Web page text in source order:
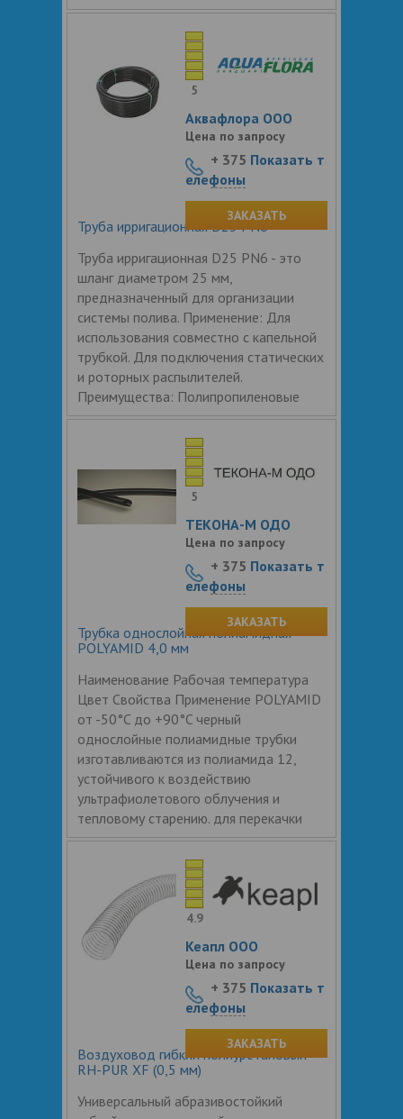
Труба ирригационная D25 PN6
Труба ирригационная D25 PN6 - это
шланг диаметром 25 мм,
предназначенный для организации
системы полива. Применение: Для
использования совместно с капельной
трубкой. Для подключения статических
и роторных распылителей.
Преимущества: Полипропиленовые
5
Аквафлора ООО
Цена по запросу
+ 375 Показать т
елефоны
ЗАКАЗАТЬ
Трубка однослойная полиамидная
POLYAMID 4,0 мм
Наименование Рабочая температура
Цвет Свойства Применение POLYAMID
от -50°C до +90°C черный
однослойные полиамидные трубки
изготавливаются из полиамида 12,
устойчивого к воздействию
ультрафиолетового облучения и
тепловому старению. для перекачки
5
ТЕКОНА-М ОДО
Цена по запросу
+ 375 Показать т
елефоны
ЗАКАЗАТЬ
Воздуховод гибкий полиуретановый
RH-PUR XF (0,5 мм)
Универсальный абразивостойкий
4.9
Кеапл ООО
Цена по запросу
+ 375 Показать т
елефоны
ЗАКАЗАТЬ